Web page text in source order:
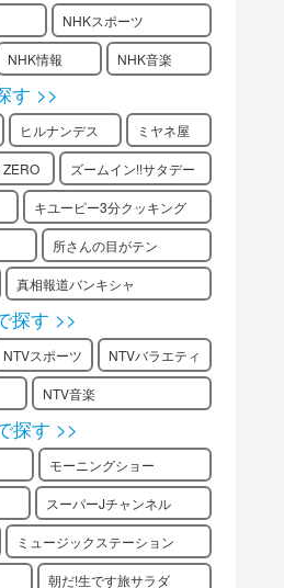
NHKスポーツ
NHK情報 NHK音楽
す >>
ヒルナンデス ミヤネ屋
ZERO ズームイン!!サタデー
キユーピー3分クッキング
所さんの目がテン
真相報道バンキシャ
探す >>
NTVスポーツ NTVバラエティ
NTV音楽
探す >>
モーニングショー
スーパーJチャンネル
ミュージックステーション
朝だ!生です旅サラダ